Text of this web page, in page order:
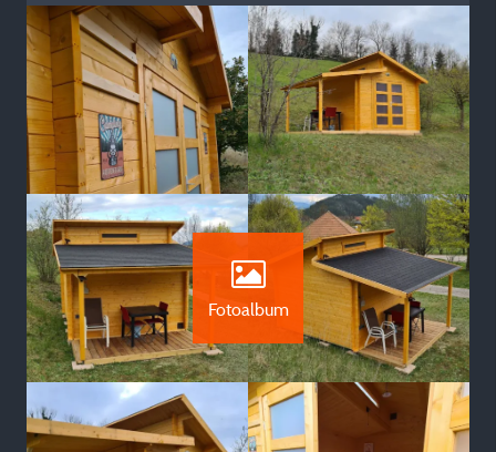
Fotoalbum